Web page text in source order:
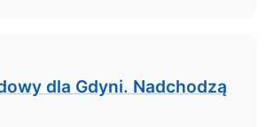
dla Gdyni. Nadchodzą